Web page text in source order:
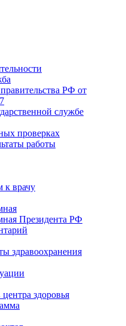
РФ от
службе
проверках
работы
к врачу
Президента РФ
здравоохранения
здоровья